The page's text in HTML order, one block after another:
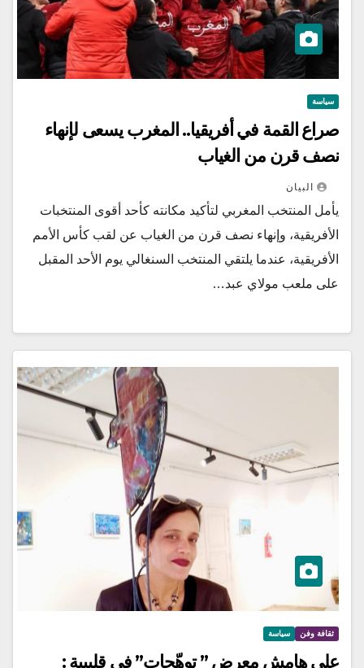
سياسة
صراع القمة في أفريقيا.. المغرب يسعى لإنهاء
نصف قرن من الغياب
البيان
يأمل المنتخب المغربي لتأكيد مكانته كأحد أقوى المنتخبات
الأفريقية، وإنهاء نصف قرن من الغياب عن لقب كأس الأمم
الأفريقية، عندما يلتقي المنتخب السنغالي يوم الأحد المقبل
على ملعب مولاي عبد…
ثقافة وفن سياسة
على هامش معرض ” توهّجات” في قليبية :